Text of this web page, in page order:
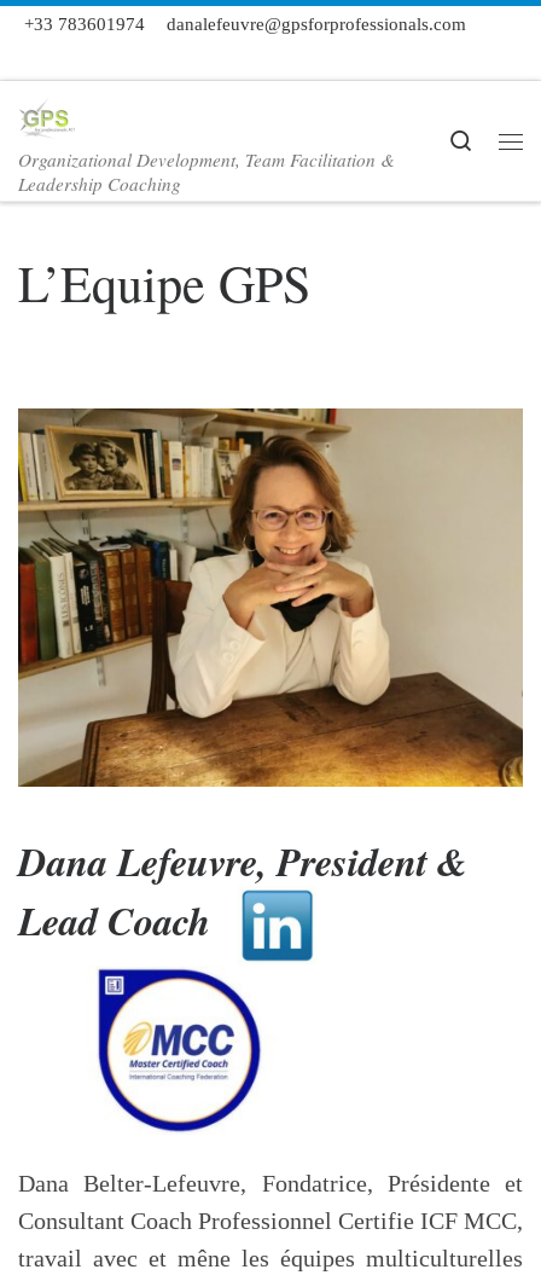
Skip to content
+33 783601974 danalefeuvre@gpsforprofessionals.com
Organizational Development, Team Facilitation &
Leadership Coaching
Search
L’Equipe GPS
Dana Lefeuvre, President &
Lead Coach
Dana Belter-Lefeuvre, Fondatrice, Présidente et
Consultant Coach Professionnel Certifie ICF MCC,
travail avec et mêne les équipes multiculturelles